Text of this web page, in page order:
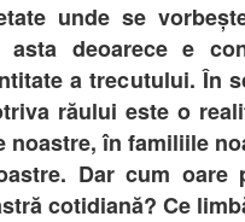
unde se
deoarece e
a trecutului. În
răului este o
noastre, în familiile
Dar cum oare
cotidiană? Ce